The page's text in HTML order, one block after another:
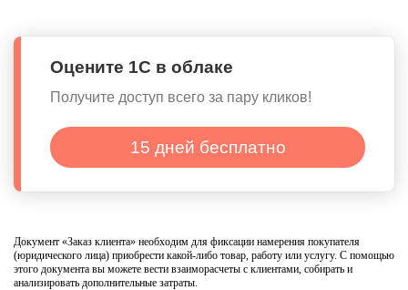
Оцените 1С в облаке
Получите доступ всего за пару кликов!
15 дней бесплатно
Документ «Заказ клиента» необходим для фиксации намерения покупателя
(юридического лица) приобрести какой-либо товар, работу или услугу. С помощью
этого документа вы можете вести взаиморасчеты с клиентами, собирать и
анализировать дополнительные затраты.